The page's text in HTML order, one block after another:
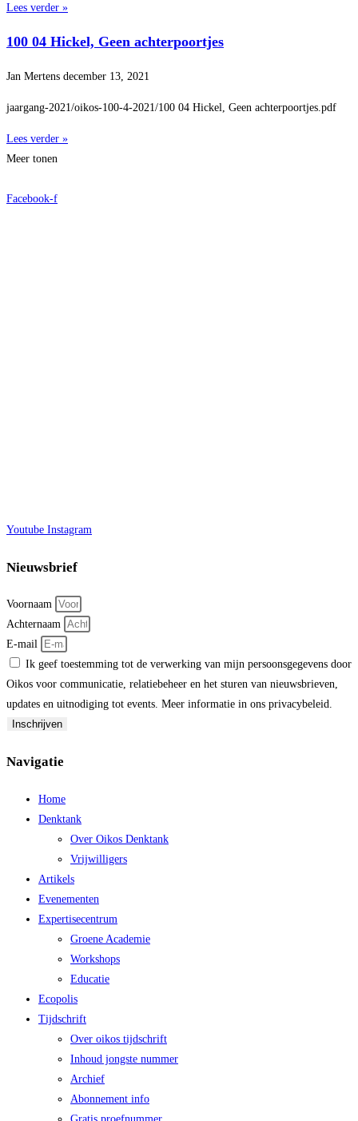
Lees verder »
100 04 Hickel, Geen achterpoortjes
Jan Mertens december 13, 2021
jaargang-2021/oikos-100-4-2021/100 04 Hickel, Geen achterpoortjes.pdf
Lees verder »
Meer tonen
Facebook-f
Youtube Instagram
Nieuwsbrief
Voornaam
Achternaam
E-mail
Ik geef toestemming tot de verwerking van mijn persoonsgegevens door
Oikos voor communicatie, relatiebeheer en het sturen van nieuwsbrieven,
updates en uitnodiging tot events. Meer informatie in ons privacybeleid.
Inschrijven
Navigatie
Home
Denktank
Over Oikos Denktank
Vrijwilligers
Artikels
Evenementen
Expertisecentrum
Groene Academie
Workshops
Educatie
Ecopolis
Tijdschrift
Over oikos tijdschrift
Inhoud jongste nummer
Archief
Abonnement info